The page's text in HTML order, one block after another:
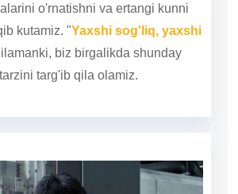
o'rnatishni va ertangi kunni
kutamiz. "Yaxshi sog'liq, yaxshi
biz birgalikda shunday
targ'ib qila olamiz.